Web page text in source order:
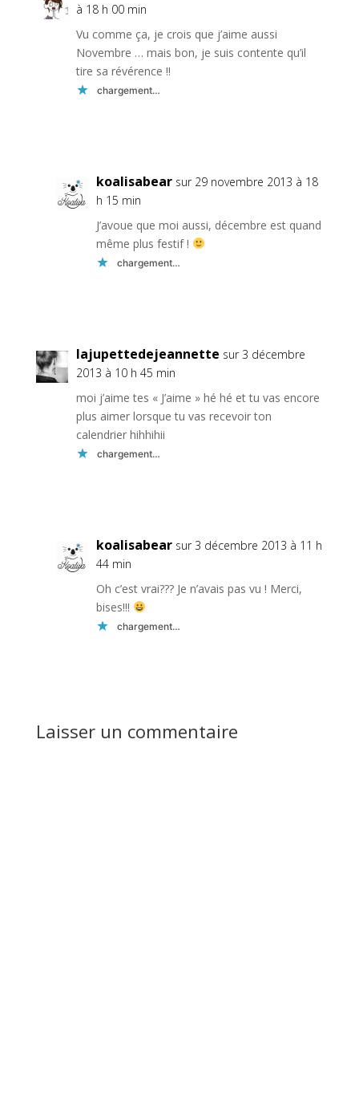
à 18 h 00 min
Vu comme ça, je crois que j’aime aussi
Novembre … mais bon, je suis contente qu’il
tire sa révérence !!
chargement…
koalisabear sur 29 novembre 2013 à 18
h 15 min
J’avoue que moi aussi, décembre est quand
même plus festif !
chargement…
lajupettedejeannette sur 3 décembre
2013 à 10 h 45 min
moi j’aime tes « J’aime » hé hé et tu vas encore
plus aimer lorsque tu vas recevoir ton
calendrier hihhihii
chargement…
koalisabear sur 3 décembre 2013 à 11 h
44 min
Oh c’est vrai??? Je n’avais pas vu ! Merci,
bises!!!
chargement…
Laisser un commentaire